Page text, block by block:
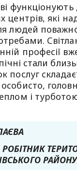
функціонують
центрів, які
людей
професії
стали
послуг
і
РАЙОНУ